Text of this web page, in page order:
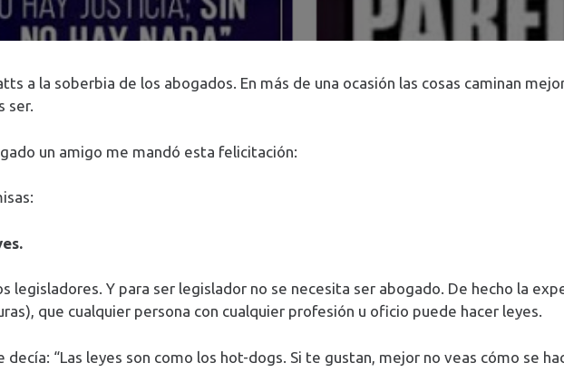
a la soberbia de los abogados. En más de una ocasión las cosas caminan
ser.
un amigo me mandó esta felicitación:
legisladores. Y para ser legislador no se necesita ser abogado. De hecho la
que cualquier persona con cualquier profesión u oficio puede hacer leyes.
“Las leyes son como los hot-dogs. Si te gustan, mejor no veas cómo se